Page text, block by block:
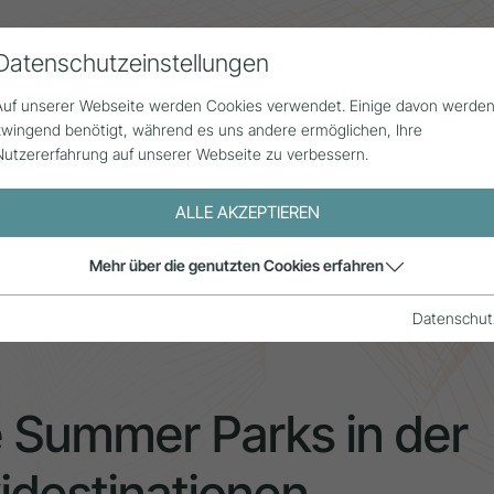
Alle Beiträge Statistik
von Alpine Summer Parks in der Entwicklung von
Parks in der
unserer Webseite werden Cookies verwendet. Einige davon werden
benötigt, während es uns andere ermöglichen, Ihre
auf unserer Webseite zu verbessern.
ALLE AKZEPTIEREN
Mehr über die genutzten Cookies erfahren